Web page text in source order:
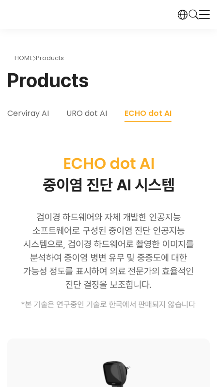
HOME>Products
Products
Cerviray AI URO dot AI ECHO dot AI